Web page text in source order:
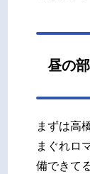
昼の
まずは高
まぐれロ
備できて